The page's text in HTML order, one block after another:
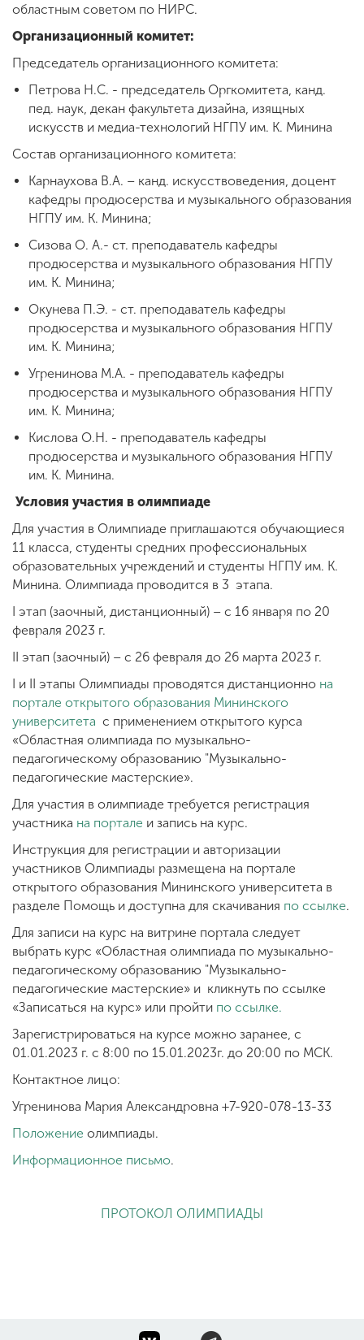
Приемная
комиссия
+7 (831) 262-26-20
областным советом по НИРС.
Организационный комитет:
Председатель организационного комитета:
Петрова Н.С. - председатель Оргкомитета, канд.
пед. наук, декан факультета дизайна, изящных
искусств и медиа-технологий НГПУ им. К. Минина
Состав организационного комитета:
Карнаухова В.А. – канд. искусствоведения, доцент
кафедры продюсерства и музыкального образования
НГПУ им. К. Минина;
Сизова О. А.- ст. преподаватель кафедры
продюсерства и музыкального образования НГПУ
им. К. Минина;
Окунева П.Э. - ст. преподаватель кафедры
продюсерства и музыкального образования НГПУ
им. К. Минина;
Угренинова М.А. - преподаватель кафедры
продюсерства и музыкального образования НГПУ
им. К. Минина;
Кислова О.Н. - преподаватель кафедры
продюсерства и музыкального образования НГПУ
им. К. Минина.
Условия участия в олимпиаде
Для участия в Олимпиаде приглашаются обучающиеся
11 класса, студенты средних профессиональных
образовательных учреждений и студенты НГПУ им. К.
Минина. Олимпиада проводится в 3 этапа.
I этап (заочный, дистанционный) – с 16 января по 20
февраля 2023 г.
II этап (заочный) – с 26 февраля до 26 марта 2023 г.
I и II этапы Олимпиады проводятся дистанционно на
портале открытого образования Мининского
университета с применением открытого курса
«Областная олимпиада по музыкально-
педагогическому образованию "Музыкально-
педагогические мастерские».
Для участия в олимпиаде требуется регистрация
участника на портале и запись на курс.
Инструкция для регистрации и авторизации
участников Олимпиады размещена на портале
открытого образования Мининского университета в
разделе Помощь и доступна для скачивания по ссылке.
Для записи на курс на витрине портала следует
выбрать курс «Областная олимпиада по музыкально-
педагогическому образованию "Музыкально-
педагогические мастерские» и кликнуть по ссылке
«Записаться на курс» или пройти по ссылке.
Зарегистрироваться на курсе можно заранее, с
01.01.2023 г. с 8:00 по 15.01.2023г. до 20:00 по МСК.
Контактное лицо:
Угренинова Мария Александровна +7-920-078-13-33
Положение олимпиады.
Информационное письмо.
ПРОТОКОЛ ОЛИМПИАДЫ